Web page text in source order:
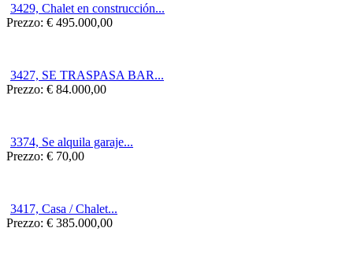
3429, Chalet en construcción...
Prezzo: € 495.000,00
3427, SE TRASPASA BAR...
Prezzo: € 84.000,00
3374, Se alquila garaje...
Prezzo: € 70,00
3417, Casa / Chalet...
Prezzo: € 385.000,00